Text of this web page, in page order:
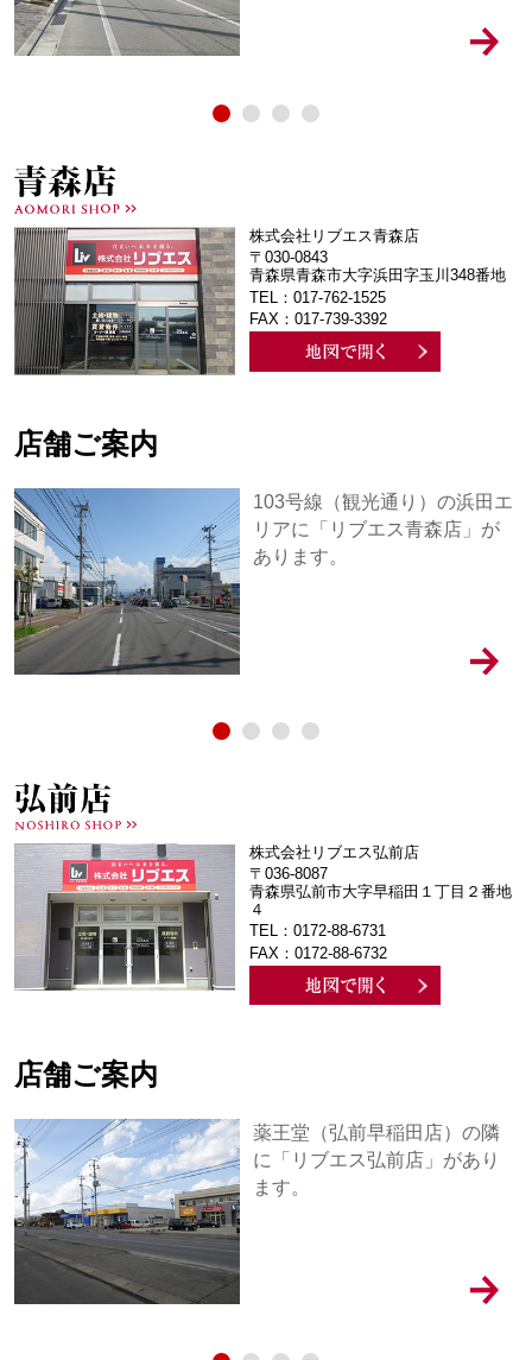
株式会社リブエス青森店
〒030-0843
青森県青森市大字浜田字玉川348番地
TEL：017-762-1525
FAX：017-739-3392
店舗ご案内
103号線（観光通り）の浜田エ
リアに「リブエス青森店」が
あります。
株式会社リブエス弘前店
〒036-8087
青森県弘前市大字早稲田１丁目２番地
４
TEL：0172-88-6731
FAX：0172-88-6732
店舗ご案内
薬王堂（弘前早稲田店）の隣
に「リブエス弘前店」があり
ます。